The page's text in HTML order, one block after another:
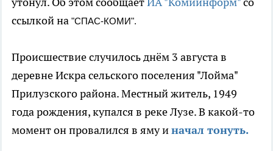
ссылкой на "СПАС-КОМИ".
Происшествие случилось днём 3 августа в
деревне Искра сельского поселения "Лойма"
Прилузского района. Местный житель, 1949
года рождения, купался в реке Лузе. В какой-то
момент он провалился в яму иначал тонуть.